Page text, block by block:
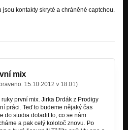
kontakty skryté a chráněné captchou.
mix
15.10.2012 v 18:01 )
první mix. Jirka Drdák z Prodigy
práci. Teď to budeme nějaký čas
do studia doladit to, co se nám
a pak celý kolotoč znovu. Po